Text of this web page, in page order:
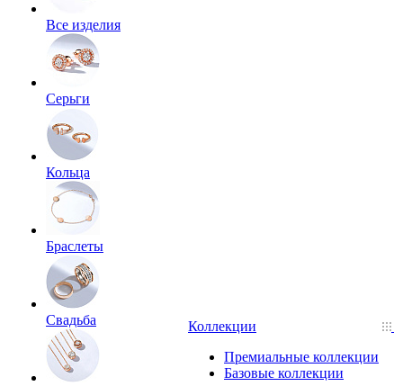
Все изделия
Серьги
Кольца
Браслеты
Свадьба
Коллекции
Премиальные коллекции
Базовые коллекции